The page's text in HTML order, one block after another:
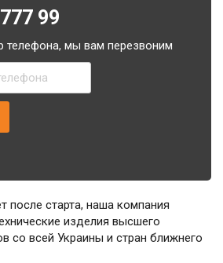
99
телефона, мы вам перезвоним
после старта, наша компания
изделия высшего
со всей Украины и стран ближнего